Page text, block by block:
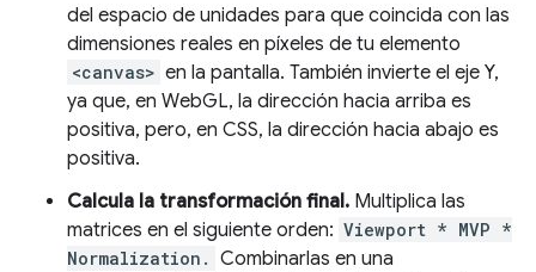
del espacio de unidades para que coincida con las
dimensiones reales en píxeles de tu elemento
<canvas> en la pantalla. También invierte el eje Y,
ya que, en WebGL, la dirección hacia arriba es
positiva, pero, en CSS, la dirección hacia abajo es
positiva.
Calcula la transformación final. Multiplica las
matrices en el siguiente orden: Viewport * MVP *
Normalization. Combinarlas en una